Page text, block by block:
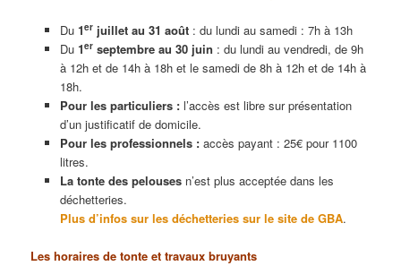
Du1erjuillet au 31 août : du lundi au samedi : 7h à 13h
Du1erseptembre au 30 juin : du lundi au vendredi, de 9h
à 12h et de 14h à 18h et le samedi de 8h à 12h et de 14h à
18h.
Pour les particuliers : l’accès est libre sur présentation
d’un justificatif de domicile.
Pour les professionnels : accès payant : 25€ pour 1100
litres.
La tonte des pelouses n’est plus acceptée dans les
déchetteries.
Plus d’infos sur les déchetteries sur le site de GBA.
Les horaires de tonte et travaux bruyants